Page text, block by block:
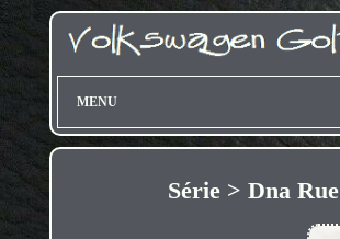
MENU
Série > Dna Rue